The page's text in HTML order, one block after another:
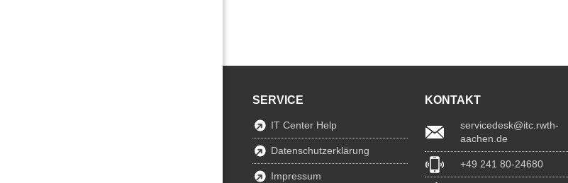
SERVICE
IT Center Help
Datenschutzerklärung
Impressum
KONTAKT
servicedesk@itc.rwth-
aachen.de
+49 241 80-24680